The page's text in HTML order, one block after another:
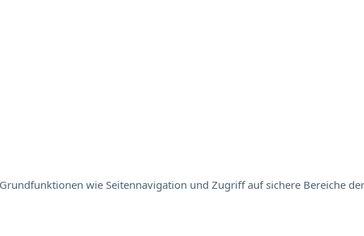
wie Seitennavigation und Zugriff auf sichere Bereiche